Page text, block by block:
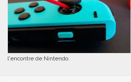
l'encontre de Nintendo.